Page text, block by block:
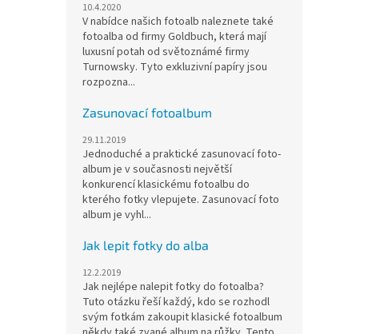
10.4.2020
V nabídce našich fotoalb naleznete také
fotoalba od firmy Goldbuch, která mají
luxusní potah od světoznámé firmy
Turnowsky. Tyto exkluzivní papíry jsou
rozpozna...
Zasunovací fotoalbum
29.11.2019
Jednoduché a praktické zasunovací foto-
album je v současnosti největší
konkurencí klasickému fotoalbu do
kterého fotky vlepujete. Zasunovací foto
album je vyhl...
Jak lepit fotky do alba
12.2.2019
Jak nejlépe nalepit fotky do fotoalba?
Tuto otázku řeší každý, kdo se rozhodl
svým fotkám zakoupit klasické fotoalbum